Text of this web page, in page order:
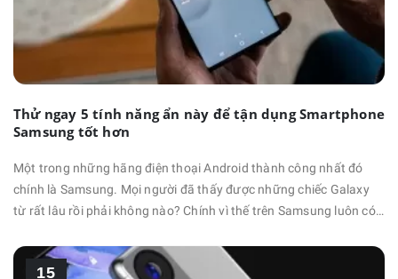
Thử ngay 5 tính năng ẩn này để tận dụng Smartphone
Samsung tốt hơn
Một trong những hãng điện thoại Android thành công nhất đó
chính là Samsung. Mọi người đã thấy được những chiếc Galaxy
từ rất lâu rồi phải không nào? Chính vì thế trên Samsung luôn có
hơn rất nhiều. Lưu ý: Bài viết này được sử dụng Samsung Galaxy
15